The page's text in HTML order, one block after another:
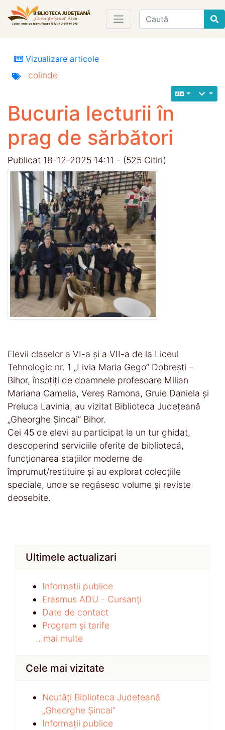
Find
Vizualizare articole
colinde
Bucuria lecturii în
prag de sărbători
Publicat 18-12-2025 14:11 - (525 Citiri)
Elevii claselor a VI-a și a VII-a de la Liceul
Tehnologic nr. 1 „Livia Maria Gego” Dobrești –
Bihor, însoțiți de doamnele profesoare Milian
Mariana Camelia, Vereș Ramona, Gruie Daniela și
Preluca Lavinia, au vizitat Biblioteca Județeană
„Gheorghe Șincai” Bihor.
Cei 45 de elevi au participat la un tur ghidat,
descoperind serviciile oferite de bibliotecă,
funcționarea stațiilor moderne de
împrumut/restituire și au explorat colecțiile
speciale, unde se regăsesc volume și reviste
deosebite.
Ultimele actualizari
Informații publice
Erasmus ADU - Cursanți
Date de contact
Program și tarife
...mai multe
Cele mai vizitate
Noutăți Biblioteca Județeană
„Gheorghe Șincai”
Informații publice